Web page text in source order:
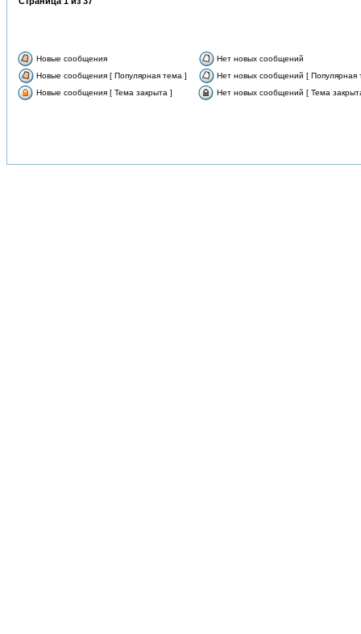
Новые сообщения
Нет новых сообщений
Новые сообщения [ Популярная тема ]
Нет новых сообщений [ Популярная
Новые сообщения [ Тема закрыта ]
Нет новых сообщений [ Тема